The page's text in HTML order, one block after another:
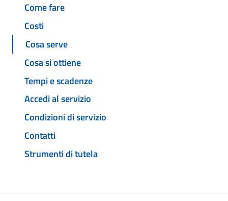
Come fare
Costi
Cosa serve
Cosa si ottiene
Tempi e scadenze
Accedi al servizio
Condizioni di servizio
Contatti
Strumenti di tutela